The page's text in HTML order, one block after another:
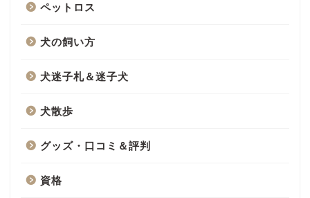
ペットロス
犬の飼い方
犬迷子札＆迷子犬
犬散歩
グッズ・口コミ＆評判
資格